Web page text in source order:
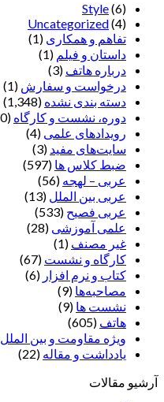
Style(6)
Uncategorized(4)
تفاهم و همکاری (1)
داستان و فیلم (1)
درباره هاتف (3)
درخواست و سفارش (1)
دسته بندی نشده (1,348)
دوره، نشست و کارگاه (70)
رویدادهای علمی (4)
سایت‌های مفید (3)
ضبط کلاس ها (597)
عربی – لهجه (56)
عربی بین الملل (13)
عربی فصیح (533)
علمی آموزشی (28)
غير مصنف (1)
کارگاه و نشست (67)
کتاب و نرم افزار (6)
مصاحبه‌ها (9)
نشست ها (9)
هاتف (605)
ویژه مقاومت و بین الملل
یادداشت‌ و مقاله (22)
آرشیو مقالات